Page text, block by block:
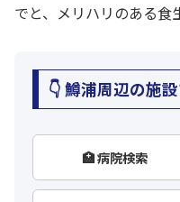
でと、メリハリのある食
👇 鱒浦周辺の施
🏥 病院検索